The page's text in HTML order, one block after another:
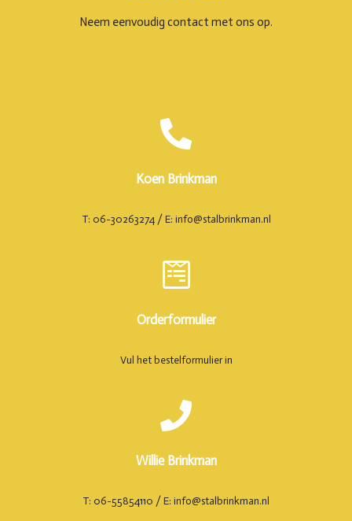
Neem eenvoudig contact met ons op.
Koen Brinkman
T: 06-30263274 / E: info@stalbrinkman.nl
Orderformulier
Vul het bestelformulier in
Willie Brinkman
T: 06-55854110 / E: info@stalbrinkman.nl